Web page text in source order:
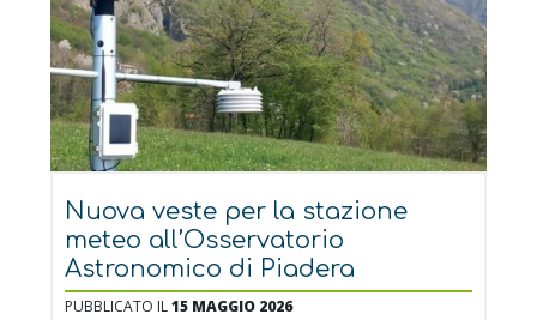
Nuova veste per la stazione
meteo all’Osservatorio
Astronomico di Piadera
PUBBLICATO IL15 MAGGIO 2026